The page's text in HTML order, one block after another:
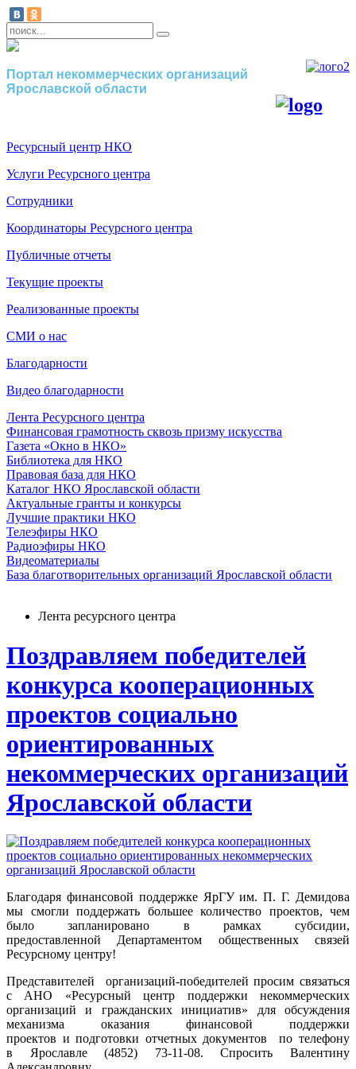
Портал некоммерческих организаций
Ярославской области
Ресурсный центр НКО
Услуги Ресурсного центра
Сотрудники
Координаторы Ресурсного центра
Публичные отчеты
Текущие проекты
Реализованные проекты
СМИ о нас
Благодарности
Видео благодарности
Лента Ресурсного центра
Финансовая грамотность сквозь призму искусства
Газета «Окно в НКО»
Библиотека для НКО
Правовая база для НКО
Каталог НКО Ярославской области
Актуальные гранты и конкурсы
Лучшие практики НКО
Телеэфиры НКО
Радиоэфиры НКО
Видеоматериалы
База благотворительных организаций Ярославской области
Лента ресурсного центра
Поздравляем победителей
конкурса кооперационных
проектов социально
ориентированных
некоммерческих организаций
Ярославской области
Благодаря финансовой поддержке ЯрГУ им. П. Г. Демидова
мы смогли поддержать большее количество проектов, чем
было запланировано в рамках субсидии,
предоставленной Департаментом общественных связей
Ресурсному центру!
Представителей организаций-победителей просим связаться
с АНО «Ресурсный центр поддержки некоммерческих
организаций и гражданских инициатив» для обсуждения
механизма оказания финансовой поддержки
проектов и подготовки отчетных документов по телефону
в Ярославле(4852) 73-11-08. Спросить Валентину